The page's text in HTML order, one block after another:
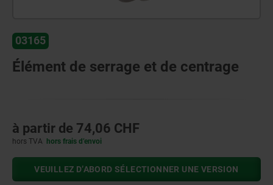
03165
Élément de serrage et de centrage
à partir de 74,06 CHF
hors TVA hors frais d’envoi
VEUILLEZ D’ABORD SÉLECTIONNER UNE VERSION